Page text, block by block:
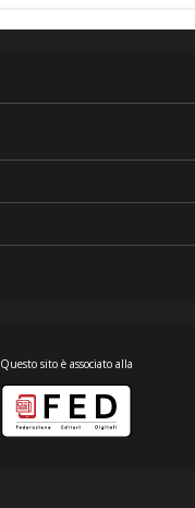
Questo sito è associato alla